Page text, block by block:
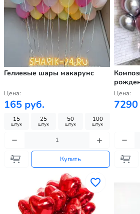
Гелиевые шары макарунс
Цена:
165 руб.
15
штук
25
штук
50
штук
100
штук
Купить
Цена: